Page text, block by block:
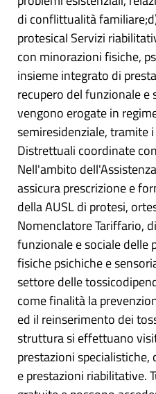
di conflittualità
protesicaI Servizi
con minorazioni fisiche,
insieme integrato di
recupero del funzionale e
vengono erogate in
semiresidenziale, tramite
Distrettuali coordinate
Nell'ambito
assicura prescrizione e
della AUSL di protesi,
Nomenclatore Tariffario,
funzionale e sociale delle
fisiche psichiche e
settore delle
come finalità la
ed il reinserimento dei
struttura si effettuano
prestazioni
e prestazioni riabilitative.